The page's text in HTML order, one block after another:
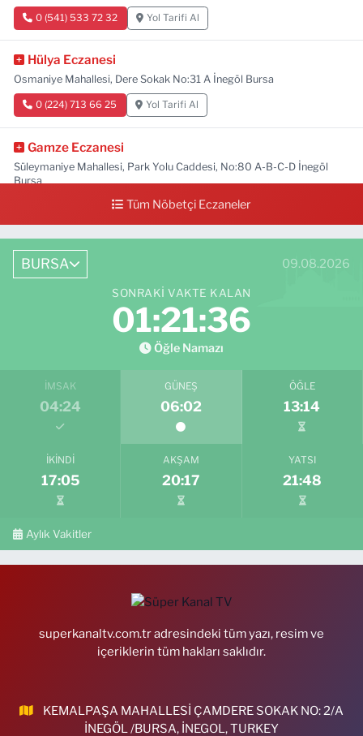
0 (541) 533 72 32 Yol Tarifi Al
Hülya Eczanesi
Osmaniye Mahallesi, Dere Sokak No:31 A İnegöl Bursa
0 (224) 713 66 25 Yol Tarifi Al
Gamze Eczanesi
Süleymaniye Mahallesi, Park Yolu Caddesi, No:80 A-B-C-D İnegöl
Bursa
0 (224) 713 01 91 Yol Tarifi Al
Tüm Nöbetçi Eczaneler
BURSA 09.08.2026
SONRAKI VAKTE KALAN
01:21:35
Öğle Namazı
İMSAK
04:24
GÜNEŞ
06:02
ÖĞLE
13:14
İKINDI
17:05
AKŞAM
20:17
YATSI
21:48
Aylık Vakitler
superkanaltv.com.tr adresindeki tüm yazı, resim ve
içeriklerin tüm hakları saklıdır.
KEMALPAŞA MAHALLESİ ÇAMDERE SOKAK NO: 2/A
İNEGÖL /BURSA, İNEGOL, TURKEY